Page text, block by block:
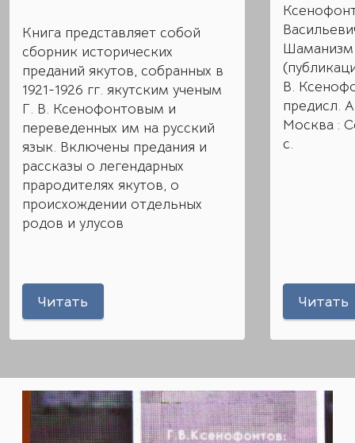
Книга представляет собой
сборник исторических
преданий якутов, собранных в
1921-1926 гг. якутским ученым
Г. В. Ксенофонтовым и
переведенных им на русский
язык. Включены предания и
рассказы о легендарных
прародителях якутов, о
происхождении отдельных
родов и улусов
Читать
Шаманизм
В.
предисл.
Москва :
с.
Читать